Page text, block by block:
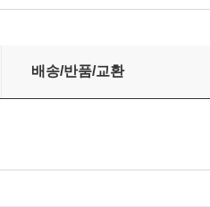
부동산공법
배송/반품/교환